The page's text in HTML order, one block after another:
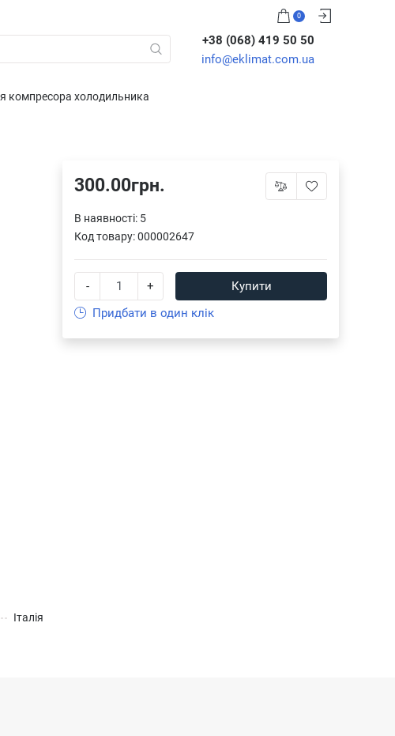
+38 (068) 419 50 50
info@eklimat.com.ua
0
компресора холодильника
Італія
300.00грн.
В наявності: 5
Код товару:000002647
- +
Купити
Придбати в один клік